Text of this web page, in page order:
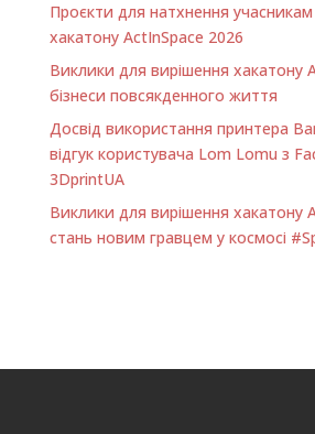
Проєкти для натхнення учасникам
хакатону ActInSpace 2026
Виклики для вирішення хакатону
бізнеси повсякденного життя
Досвід використання принтера
відгук користувача Lom Lomu з
3DprintUA
Виклики для вирішення хакатону
стань новим гравцем у космосі